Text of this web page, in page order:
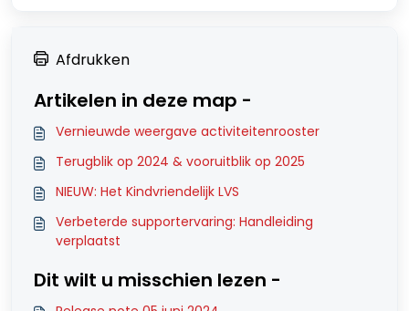
Afdrukken
Artikelen in deze map -
Vernieuwde weergave activiteitenrooster
Terugblik op 2024 & vooruitblik op 2025
NIEUW: Het Kindvriendelijk LVS
Verbeterde supportervaring: Handleiding
verplaatst
Dit wilt u misschien lezen -